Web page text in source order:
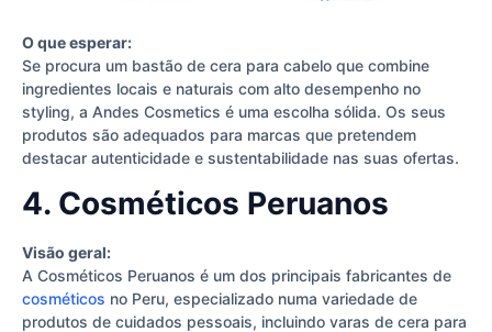
O que esperar:
Se procura um bastão de cera para cabelo que combine
ingredientes locais e naturais com alto desempenho no
styling, a Andes Cosmetics é uma escolha sólida. Os seus
produtos são adequados para marcas que pretendem
destacar autenticidade e sustentabilidade nas suas ofertas.
4. Cosméticos Peruanos
Visão geral:
A Cosméticos Peruanos é um dos principais fabricantes de
cosméticos no Peru, especializado numa variedade de
produtos de cuidados pessoais, incluindo varas de cera para